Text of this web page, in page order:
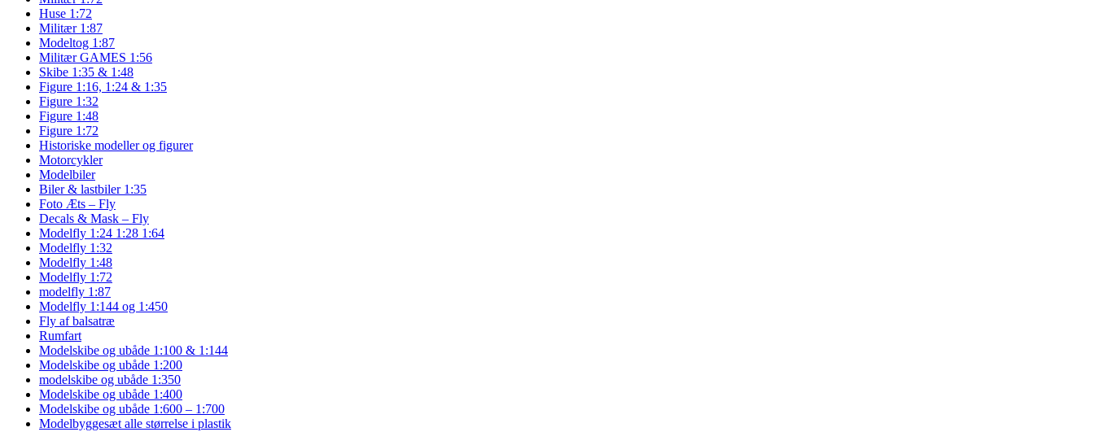
Huse 1:72
Militær 1:87
Modeltog 1:87
Militær GAMES 1:56
Skibe 1:35 & 1:48
Figure 1:16, 1:24 & 1:35
Figure 1:32
Figure 1:48
Figure 1:72
Historiske modeller og figurer
Motorcykler
Modelbiler
Biler & lastbiler 1:35
Foto Æts – Fly
Decals & Mask – Fly
Modelfly 1:24 1:28 1:64
Modelfly 1:32
Modelfly 1:48
Modelfly 1:72
modelfly 1:87
Modelfly 1:144 og 1:450
Fly af balsatræ
Rumfart
Modelskibe og ubåde 1:100 & 1:144
Modelskibe og ubåde 1:200
modelskibe og ubåde 1:350
Modelskibe og ubåde 1:400
Modelskibe og ubåde 1:600 – 1:700
Modelbyggesæt alle størrelse i plastik